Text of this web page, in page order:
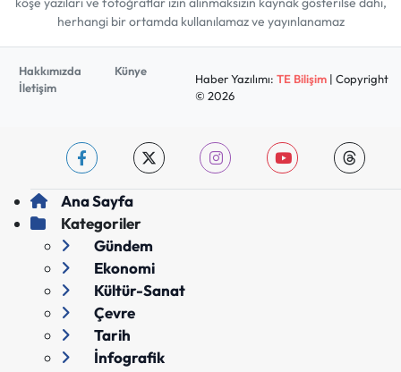
herhangi bir ortamda kullanılamaz ve yayınlanamaz
Hakkımızda
Künye
İletişim
Haber Yazılımı: TE Bilişim| Copyright
© 2026
Ana Sayfa
Kategoriler
Gündem
Ekonomi
Kültür-Sanat
Çevre
Tarih
İnfografik